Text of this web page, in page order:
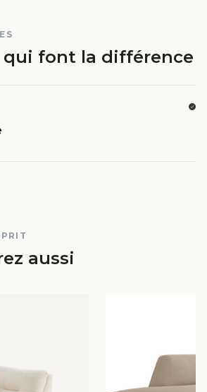
qui font la différence
aussi